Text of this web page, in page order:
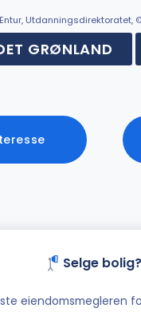
Utdanningsdirektoratet,
GRØNLAND
Selge bolig?
eiendomsmegleren